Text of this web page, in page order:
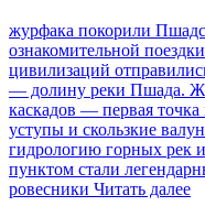
журфака покорили
ознакомительной
цивилизаций
— долину реки Пшада.
каскадов — первая
уступы и скользкие
гидрологию горных рек
пунктом стали
ровесники Читать далее